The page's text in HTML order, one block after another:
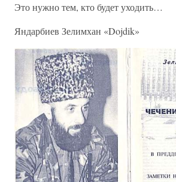
Это нужно тем, кто будет уходить…
Яндарбиев Зелимхан «Dojdik»